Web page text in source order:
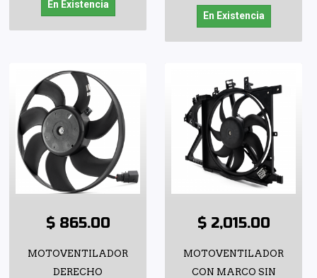
En Existencia
En Existencia
$ 865.00
MOTOVENTILADOR
DERECHO
$ 2,015.00
MOTOVENTILADOR
CON MARCO SIN